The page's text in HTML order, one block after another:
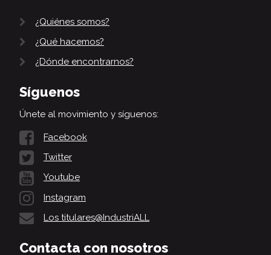
¿Quiénes somos?
¿Qué hacemos?
¿Dónde encontrarnos?
Síguenos
Únete al movimiento y síguenos:
Facebook
Twitter
Youtube
Instagram
Los titulares@IndustriALL
Contacta con nosotros